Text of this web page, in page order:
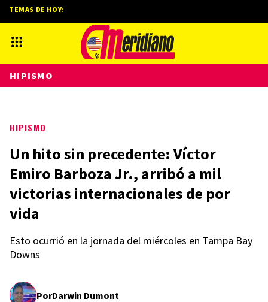
HIPISMO
Un hito sin precedente: Víctor
Emiro Barboza Jr., arribó a mil
victorias internacionales de por
vida
Esto ocurrió en la jornada del miércoles en Tampa Bay
Downs
PorDarwin Dumont
TEMAS DE HOY:
HIPISMO